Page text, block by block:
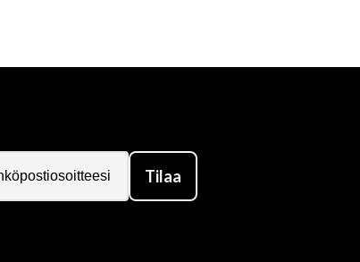
Tilaa